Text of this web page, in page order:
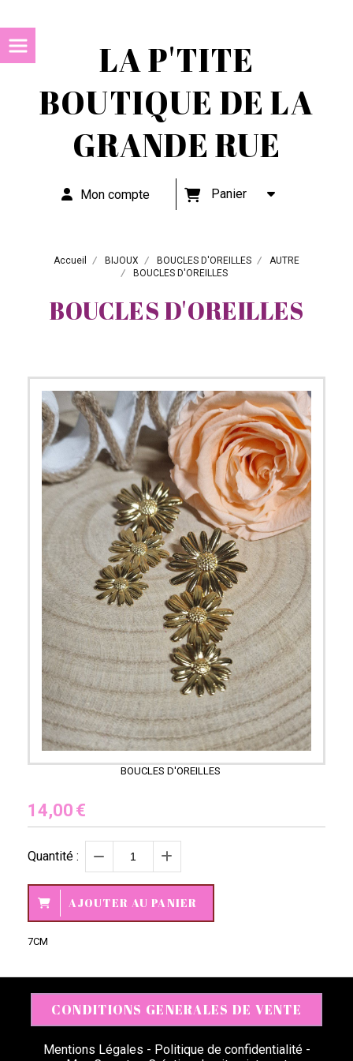
LA P'TITE
BOUTIQUE DE LA
GRANDE RUE
Mon compte Panier
Accueil BIJOUX BOUCLES D'OREILLES
AUTRE
BOUCLES D'OREILLES
BOUCLES D'OREILLES
BOUCLES D'OREILLES
14,00 €
Quantité :
AJOUTER AU PANIER
7CM
CONDITIONS GENERALES DE VENTE
Mentions Légales
Politique de confidentialité